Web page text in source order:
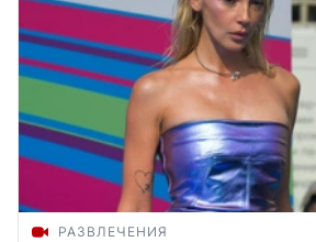
РАЗВЛЕЧЕНИЯ